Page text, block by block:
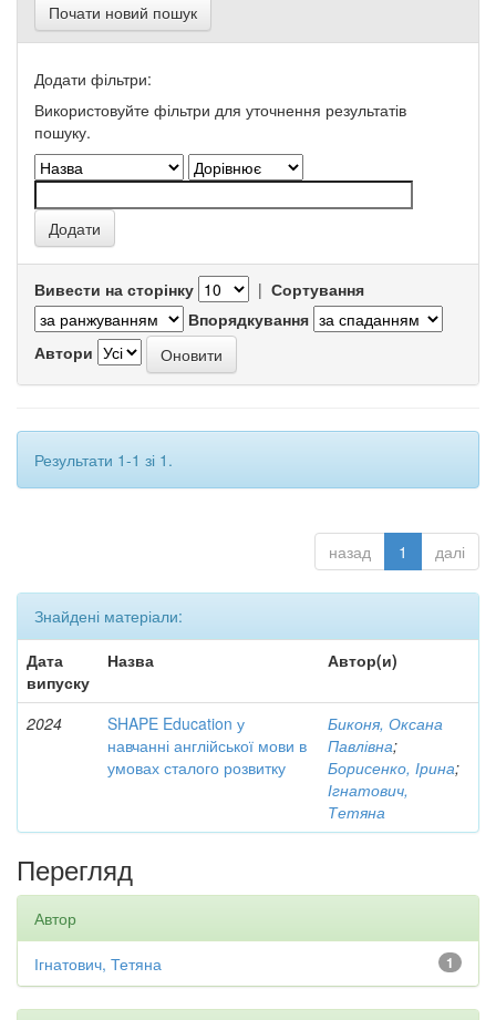
Почати новий пошук
Додати фільтри:
Використовуйте фільтри для уточнення результатів
пошуку.
Вивести на сторінку | Сортування
Впорядкування
Автори
Результати 1-1 зі 1.
назад 1 далі
Знайдені матеріали:
Дата
випуску
Назва Автор(и)
2024
SHAPE Education у
навчанні англійської мови в
умовах сталого розвитку
Биконя, Оксана
Павлівна;
Борисенко, Ірина;
Ігнатович,
Тетяна
Перегляд
Автор
1
Ігнатович, Тетяна